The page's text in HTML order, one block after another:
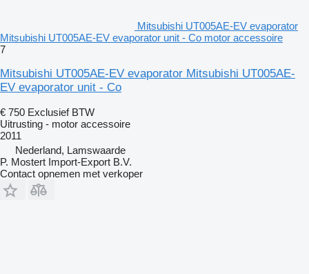
Mitsubishi UT005AE-EV evaporator
Mitsubishi UT005AE-EV evaporator unit - Co motor accessoire
7
Mitsubishi UT005AE-EV evaporator Mitsubishi UT005AE-
EV evaporator unit - Co
€ 750 Exclusief BTW
Uitrusting - motor accessoire
2011
Nederland, Lamswaarde
P. Mostert Import-Export B.V.
Contact opnemen met verkoper